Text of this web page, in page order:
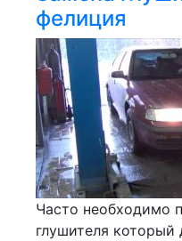
фелиция
Часто необходимо
глушителя который